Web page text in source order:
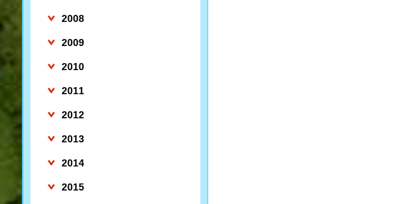
2008
2009
2010
2011
2012
2013
2014
2015